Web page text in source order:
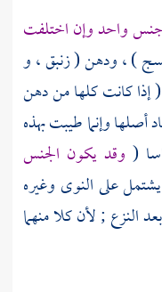
جنس واحد وإن اختلفت
) ، ودهن ( زنبق ، و
كانت كلها من دهن
وإنما طيبت بهذه
( وقد يكون الجنس
على النوى وغيره
النزع ; لأن كلا منهما